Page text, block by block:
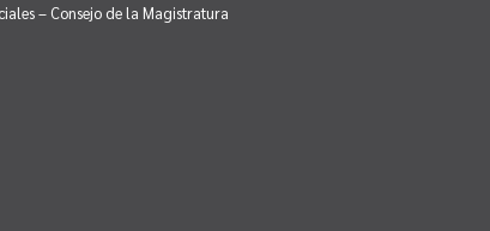
– Consejo de la Magistratura